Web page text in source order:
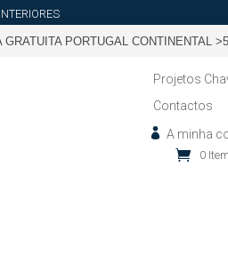
GRATUITA PORTUGAL CONTINENTAL
Projetos
Contactos
A minha
0